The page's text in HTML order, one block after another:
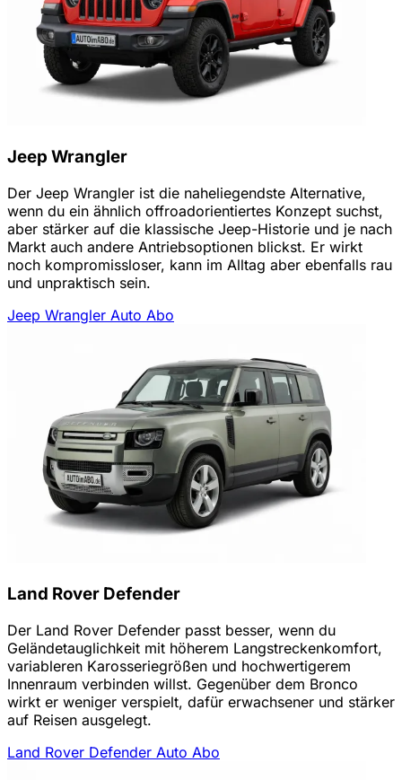
Jeep Wrangler
Der Jeep Wrangler ist die naheliegendste Alternative,
wenn du ein ähnlich offroadorientiertes Konzept suchst,
aber stärker auf die klassische Jeep-Historie und je nach
Markt auch andere Antriebsoptionen blickst. Er wirkt
noch kompromissloser, kann im Alltag aber ebenfalls rau
und unpraktisch sein.
Jeep Wrangler Auto Abo
Land Rover Defender
Der Land Rover Defender passt besser, wenn du
Geländetauglichkeit mit höherem Langstreckenkomfort,
variableren Karosseriegrößen und hochwertigerem
Innenraum verbinden willst. Gegenüber dem Bronco
wirkt er weniger verspielt, dafür erwachsener und stärker
auf Reisen ausgelegt.
Land Rover Defender Auto Abo